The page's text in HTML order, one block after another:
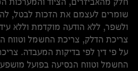
שומרים לעצמם את הזכות לבטל,
ולשפר, ללא הודעה מוקדמת וללא
צריכת הדלק, צריכת החשמל וטווח
על פי דין לפי בדיקות המעבדה.
החשמל וטווח הנסיעה בפועל